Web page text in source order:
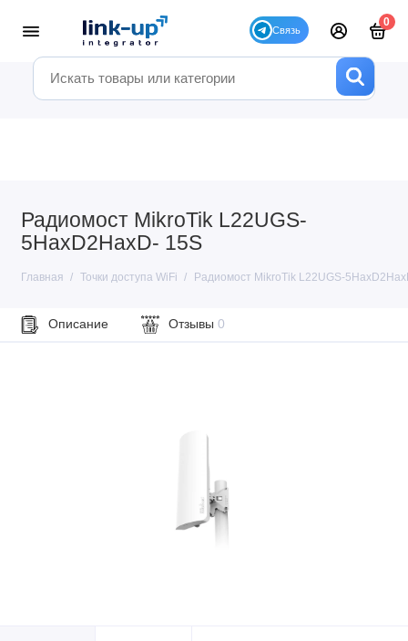
0
Радиомост MikroTik L22UGS-
5HaxD2HaxD- 15S
Главная Точки доступа WiFi Радиомост MikroTik L22UGS-
Описание Отзывы 0